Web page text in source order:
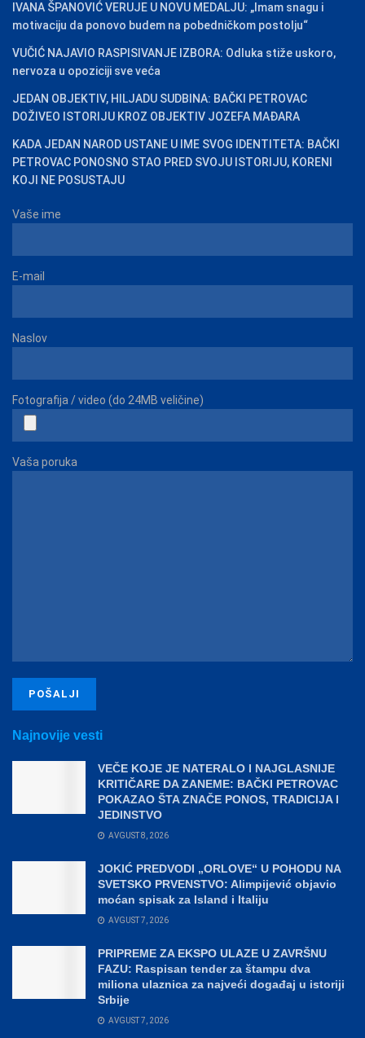
IVANA ŠPANOVIĆ VERUJE U NOVU MEDALJU: „Imam snagu i
motivaciju da ponovo budem na pobedničkom postolju“
VUČIĆ NAJAVIO RASPISIVANJE IZBORA: Odluka stiže uskoro,
nervoza u opoziciji sve veća
JEDAN OBJEKTIV, HILJADU SUDBINA: BAČKI PETROVAC
DOŽIVEO ISTORIJU KROZ OBJEKTIV JOZEFA MAĐARA
KADA JEDAN NAROD USTANE U IME SVOG IDENTITETA: BAČKI
PETROVAC PONOSNO STAO PRED SVOJU ISTORIJU, KORENI
KOJI NE POSUSTAJU
Vaše ime
E-mail
Naslov
Fotografija / video (do 24MB veličine)
Vaša poruka
Najnovije vesti
VEČE KOJE JE NATERALO I NAJGLASNIJE
KRITIČARE DA ZANEME: BAČKI PETROVAC
POKAZAO ŠTA ZNAČE PONOS, TRADICIJA I
JEDINSTVO
AVGUST 8, 2026
JOKIĆ PREDVODI „ORLOVE“ U POHODU NA
SVETSKO PRVENSTVO: Alimpijević objavio
moćan spisak za Island i Italiju
AVGUST 7, 2026
PRIPREME ZA EKSPO ULAZE U ZAVRŠNU
FAZU: Raspisan tender za štampu dva
miliona ulaznica za najveći događaj u istoriji
Srbije
AVGUST 7, 2026